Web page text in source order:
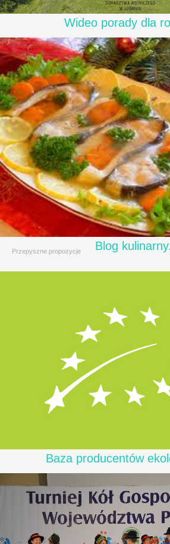
Wideo porady dla
Blog kulinarny.
Przepyszne propozycje
Baza producentów